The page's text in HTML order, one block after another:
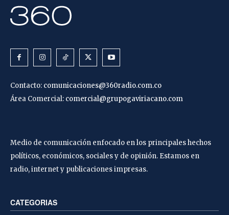
Contacto: comunicaciones@360radio.com.co
Área Comercial: comercial@grupogaviriacano.com
Medio de comunicación enfocado en los principales hechos
políticos, económicos, sociales y de opinión. Estamos en
radio, internet y publicaciones impresas.
CATEGORIAS